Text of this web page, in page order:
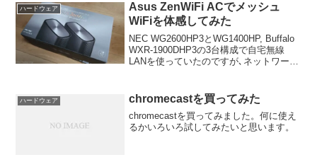
ハードウェア
Asus ZenWiFi ACでメッシュ
WiFiを体感してみた
NEC WG2600HP3とWG1400HP, Buffalo
WXR-1900DHP3の3台構成で自宅無線
LANを使っていたのですが､ネットワーク
ッシュ対応のAsu...
ハードウェア chromecastを買ってみた
chromecastを買ってみました。何に使え
るかいろいろ試してみたいと思います。